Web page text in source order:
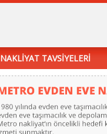
NAKLİYAT TAVSİYELERİ